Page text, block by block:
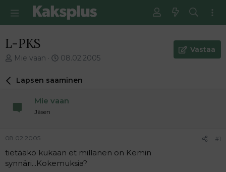
L-PKS
V
e
i
u
n
Mie vaan
E
s
m
n
v
08.02.2005
Vastaa
Lapsen saaminen
Mie vaan
Jäsen
08.02.2005 #1
tietääkö kukaan et millanen on Kemin
synnäri...Kokemuksia?